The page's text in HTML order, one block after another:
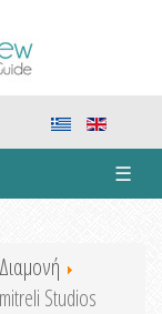
☰
Διαμονή
Studios